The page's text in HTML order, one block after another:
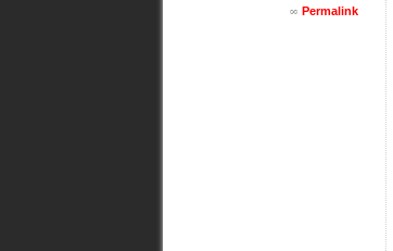
∞ Permalink